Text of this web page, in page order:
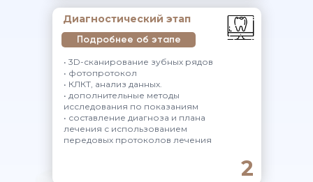
Диагностический этап
• 3D-сканирование зубных рядов
• фотопротокол
• КЛКТ, анализ данных.
• дополнительные методы
исследования по показаниям
• составление диагноза и плана
лечения с использованием
передовых протоколов лечения
2
Подробнее об этапе